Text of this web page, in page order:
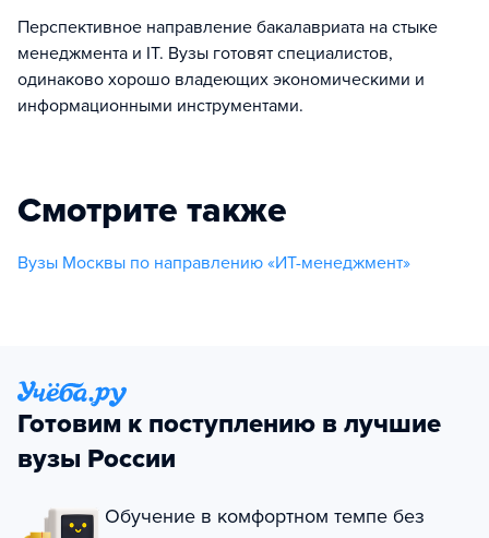
Перспективное направление бакалавриата на стыке
менеджмента и IT. Вузы готовят специалистов,
одинаково хорошо владеющих экономическими и
информационными инструментами.
Смотрите также
Вузы Москвы по направлению «ИТ-менеджмент»
Готовим к поступлению в лучшие
вузы России
Обучение в комфортном темпе без